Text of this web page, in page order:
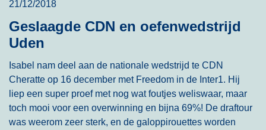
21/12/2018
Geslaagde CDN en oefenwedstrijd
Uden
Isabel nam deel aan de nationale wedstrijd te CDN
Cheratte op 16 december met Freedom in de Inter1. Hij
liep een super proef met nog wat foutjes weliswaar, maar
toch mooi voor een overwinning en bijna 69%! De draftour
was weerom zeer sterk, en de galoppirouettes worden